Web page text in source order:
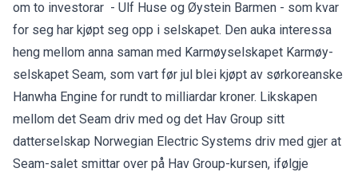
om to investorar - Ulf Huse og Øystein Barmen - som kvar
for seg har kjøpt seg opp i selskapet. Den auka interessa
heng mellom anna saman med Karmøyselskapet Karmøy-
selskapet Seam, som vart før jul blei kjøpt av sørkoreanske
Hanwha Engine for rundt to milliardar kroner. Likskapen
mellom det Seam driv med og det Hav Group sitt
datterselskap Norwegian Electric Systems driv med gjer at
Seam-salet smittar over på Hav Group-kursen, ifølgje